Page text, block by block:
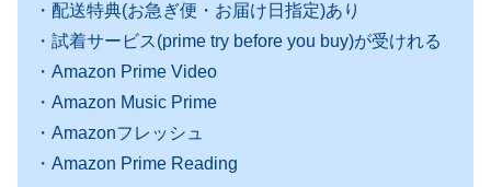
・配送特典(お急ぎ便・お届け日指定)あり
・試着サービス(prime try before you buy)が受けれる
・Amazon Prime Video
・Amazon Music Prime
・Amazonフレッシュ
・Amazon Prime Reading